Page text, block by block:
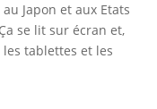
Japon et aux Etats
se lit sur écran et,
tablettes et les